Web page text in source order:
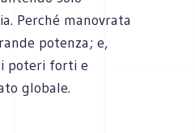
Perché manovrata
potenza; e,
poteri forti e
globale.